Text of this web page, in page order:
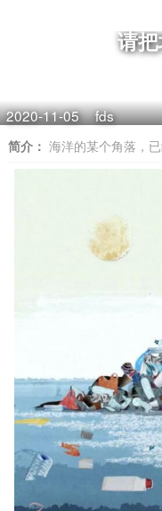
请
2020-11-05 fds
简介： 海洋的某个角落，